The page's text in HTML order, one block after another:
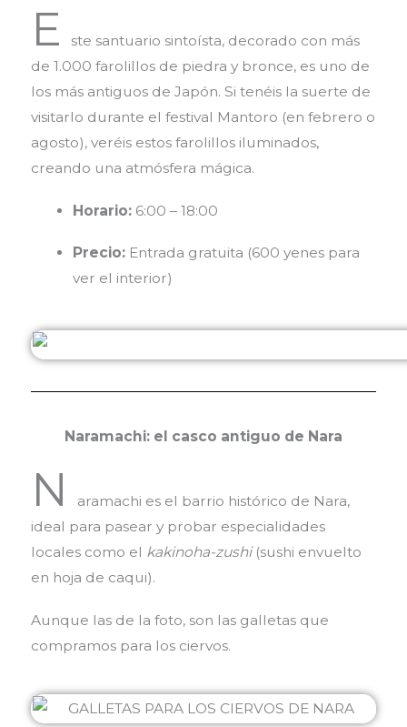
E
ste santuario sintoísta, decorado con más
de 1.000 farolillos de piedra y bronce, es uno de
los más antiguos de Japón. Si tenéis la suerte de
visitarlo durante el festival Mantoro (en febrero o
agosto), veréis estos farolillos iluminados,
creando una atmósfera mágica.
Horario: 6:00 – 18:00
Precio: Entrada gratuita (600 yenes para
ver el interior)
Naramachi: el casco antiguo de Nara
N
aramachi es el barrio histórico de Nara,
ideal para pasear y probar especialidades
locales como el kakinoha-zushi(sushi envuelto
en hoja de caqui).
Aunque las de la foto, son las galletas que
compramos para los ciervos.